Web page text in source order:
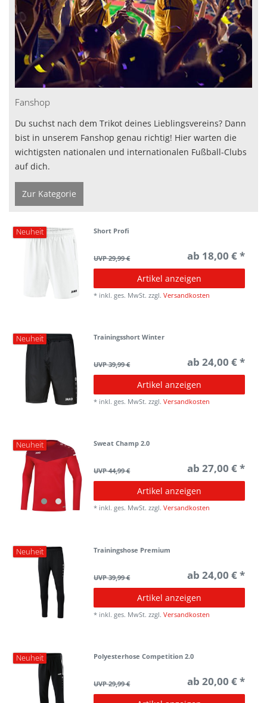
Fanshop
Du suchst nach dem Trikot deines Lieblingsvereins? Dann
bist in unserem Fanshop genau richtig! Hier warten die
wichtigsten nationalen und internationalen Fußball-Clubs
auf dich.
Zur Kategorie
Neuheit Short Profi
UVP 29,99 € ab 18,00 € *
Artikel anzeigen
* inkl. ges. MwSt. zzgl.Versandkosten
Neuheit Trainingsshort Winter
UVP 39,99 € ab 24,00 € *
Artikel anzeigen
* inkl. ges. MwSt. zzgl.Versandkosten
Neuheit Sweat Champ 2.0
UVP 44,99 € ab 27,00 € *
Artikel anzeigen
* inkl. ges. MwSt. zzgl.Versandkosten
Neuheit Trainingshose Premium
UVP 39,99 € ab 24,00 € *
Artikel anzeigen
* inkl. ges. MwSt. zzgl.Versandkosten
Neuheit Polyesterhose Competition 2.0
UVP 29,99 € ab 20,00 € *